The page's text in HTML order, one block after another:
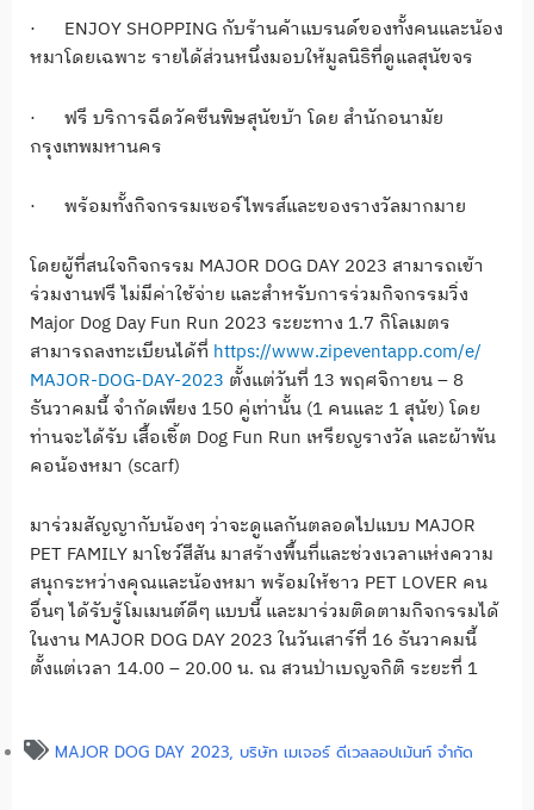
· ENJOY SHOPPING กับร้านค้าแบรนด์ของทั้งคนและน้อง
หมาโดยเฉพาะ รายได้ส่วนหนึ่งมอบให้มูลนิธิที่ดูแลสุนัขจร
· ฟรี บริการฉีดวัคซีนพิษสุนัขบ้า โดย สำนักอนามัย
กรุงเทพมหานคร
· พร้อมทั้งกิจกรรมเซอร์ไพรส์และของรางวัลมากมาย
โดยผู้ที่สนใจกิจกรรม MAJOR DOG DAY 2023 สามารถเข้า
ร่วมงานฟรี ไม่มีค่าใช้จ่าย และสำหรับการร่วมกิจกรรมวิ่ง
Major Dog Day Fun Run 2023 ระยะทาง 1.7 กิโลเมตร
สามารถลงทะเบียนได้ที่ https://www.zipeventapp.com/e/
MAJOR-DOG-DAY-2023 ตั้งแต่วันที่ 13 พฤศจิกายน– 8
ธันวาคมนี้ จำกัดเพียง 150 คู่เท่านั้น (1 คนและ 1 สุนัข) โดย
ท่านจะได้รับ เสื้อเชิ้ต Dog Fun Run เหรียญรางวัล และผ้าพัน
คอน้องหมา (scarf)
มาร่วมสัญญากับน้องๆ ว่าจะดูแลกันตลอดไปแบบ MAJOR
PET FAMILYมาโชว์สีสัน มาสร้างพื้นที่และช่วงเวลาแห่งความ
สนุกระหว่างคุณและน้องหมา พร้อมให้ชาว PET LOVER คน
อื่นๆ ได้รับรู้โมเมนต์ดีๆ แบบนี้ และมาร่วมติดตามกิจกรรมได้
ในงาน MAJOR DOG DAY 2023 ในวันเสาร์ที่ 16 ธันวาคมนี้
ตั้งแต่เวลา 14.00 – 20.00 น. ณ สวนป่าเบญจกิติ ระยะที่ 1
MAJOR DOG DAY 2023, บริษัท เมเจอร์ ดีเวลลอปเม้นท์ จำกัด